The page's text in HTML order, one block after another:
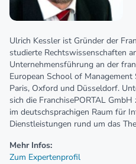
Ulrich Kessler ist Gründer der
studierte Rechtswissenschaften
Unternehmensführung an der
European School of Management
Paris, Oxford und Düsseldorf.
sich die FranchisePORTAL
im deutschsprachigen Raum für
Dienstleistungen rund um das
Mehr Infos:
Zum Expertenprofil